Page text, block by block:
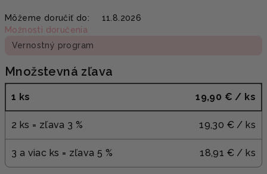
cena:
Môžeme doručiť do:
11.8.2026
Možnosti doručenia
Vernostný program
Množstevná zľava
1 ks 19,90 € / ks
2 ks = zľava 3 % 19,30 € / ks
3 a viac ks = zľava 5 % 18,91 € / ks